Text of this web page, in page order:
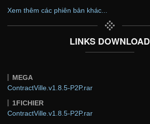
Xem thêm các phiên bản khác...
LINKS DOWNLOAD
MEGA
ContractVille.v1.8.5-P2P.rar
1FICHIER
ContractVille.v1.8.5-P2P.rar